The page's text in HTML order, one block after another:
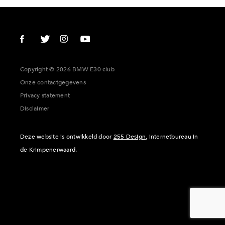
Copyright © 2026 BMW E30 club
Onze contactgegevens
Privacy statement
Disclaimer
Deze website is ontwikkeld door 255 Design, internetbureau in
de Krimpenerwaard.